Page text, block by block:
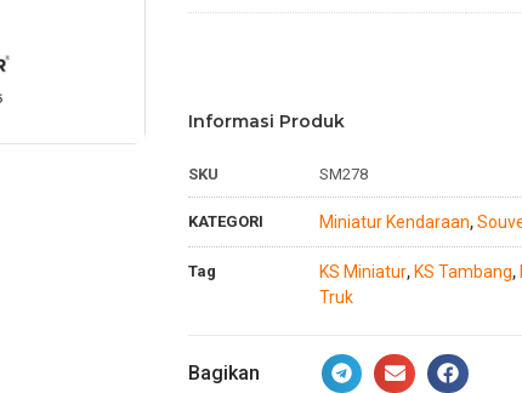
Informasi Produk
SKU SM278
KATEGORI Miniatur Kendaraan,
Tag KS Miniatur, KS Tambang,
Truk
Bagikan